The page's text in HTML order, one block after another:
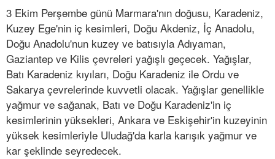
3 Ekim Perşembe günü Marmara'nın doğusu, Karadeniz,
Kuzey Ege'nin iç kesimleri, Doğu Akdeniz, İç Anadolu,
Doğu Anadolu'nun kuzey ve batısıyla Adıyaman,
Gaziantep ve Kilis çevreleri yağışlı geçecek. Yağışlar,
Batı Karadeniz kıyıları, Doğu Karadeniz ile Ordu ve
Sakarya çevrelerinde kuvvetli olacak. Yağışlar genellikle
yağmur ve sağanak, Batı ve Doğu Karadeniz'in iç
kesimlerinin yüksekleri, Ankara ve Eskişehir'in kuzeyinin
yüksek kesimleriyle Uludağ'da karla karışık yağmur ve
kar şeklinde seyredecek.